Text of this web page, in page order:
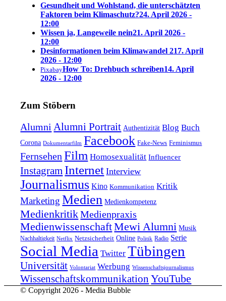
Gesundheit und Wohlstand, die unterschätzten
Faktoren beim Klimaschutz?24. April 2026 -
12:00
Wissen ja, Langeweile nein21. April 2026 -
12:00
Desinformationen beim Klimawandel 217. April
2026 - 12:00
PixabayHow To: Drehbuch schreiben14. April
2026 - 12:00
Zum Stöbern
Alumni Alumni Portrait Authentizität Blog Buch
Corona Dokumentarfilm Facebook Fake-News Feminismus
Fernsehen Film Homosexualität Influencer
Instagram Internet Interview
Journalismus Kino Kommunikation Kritik
Marketing Medien Medienkompetenz
Medienkritik Medienpraxis
MedienwissenschaftMewi Alumni Musik
Nachhaltigkeit Netflix Netzsicherheit Online Politik Radio Serie
Social Media Twitter Tübingen
Universität Volontariat Werbung Wissenschaftsjournalismus
Wissenschaftskommunikation YouTube
© Copyright 2026 - Media Bubble